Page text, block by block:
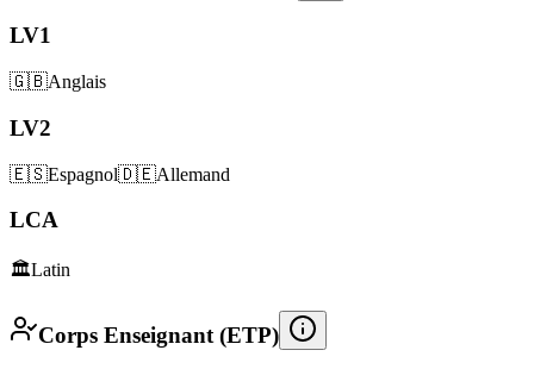
LV1
🇬🇧Anglais
LV2
🇪🇸Espagnol🇩🇪Allemand
LCA
🏛️Latin
Corps Enseignant (ETP)